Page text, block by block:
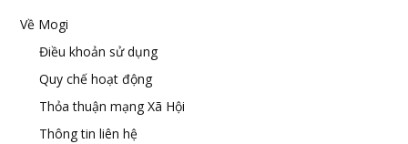
Về Mogi
Điều khoản sử dụng
Quy chế hoạt động
Thỏa thuận mạng Xã Hội
Thông tin liên hệ